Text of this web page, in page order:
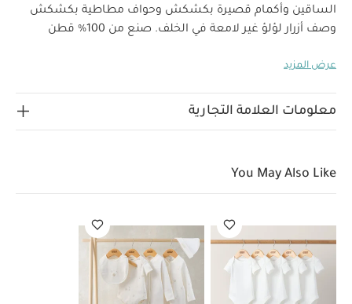
الساقين وأكمام قصيرة بكشكش وحواف مطاطية بكشكش
وصف أزرار لؤلؤ غير لامعة في الخلف. صنع من 100‏‏‏‏%‏‏ قطن
المناسبات لينعم أطفالك بإطلالة أنيقة تخطف الأنظار، فالقطع
الحفلات. ولأننا نعلم أن كل إطلالة تكتمل بالتفاصيل الدقيقة،
بكباسين خفية بين الساقين لسهولة التغيير
تجفيف على درجة حرارة منخفضة
حرارة منخفضة
ممنوع التنظيف الجاف
تغسل الألوان
الداكنة على حدة
كيّ على الجانب الداخلي قد يعجبك أيضاً:
قطع
عرض المزيد
معلومات العلامة التجارية
You May Also Like